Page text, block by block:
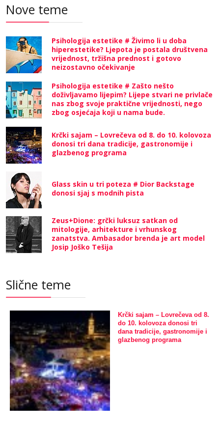
Nove teme
Psihologija estetike # Živimo li u doba
hiperestetike? Ljepota je postala društvena
vrijednost, tržišna prednost i gotovo
neizostavno očekivanje
Psihologija estetike # Zašto nešto
doživljavamo lijepim? Lijepe stvari ne privlače
nas zbog svoje praktične vrijednosti, nego
zbog osjećaja koji u nama bude.
Krčki sajam – Lovrečeva od 8. do 10. kolovoza
donosi tri dana tradicije, gastronomije i
glazbenog programa
Glass skin u tri poteza # Dior Backstage
donosi sjaj s modnih pista
Zeus+Dione: grčki luksuz satkan od
mitologije, arhitekture i vrhunskog
zanatstva. Ambasador brenda je art model
Josip Joško Tešija
Slične teme
Krčki sajam – Lovrečeva od 8.
do 10. kolovoza donosi tri
dana tradicije, gastronomije i
glazbenog programa